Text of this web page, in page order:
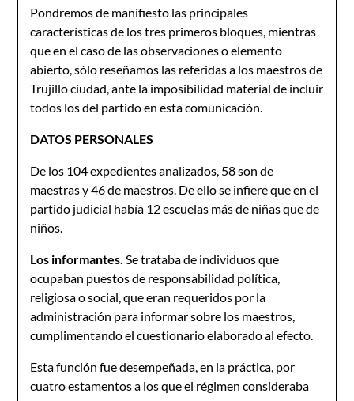
Pondremos de manifiesto las principales
características de los tres primeros bloques, mientras
que en el caso de las observaciones o elemento
abierto, sólo reseñamos las referidas a los maestros de
Trujillo ciudad, ante la imposibilidad material de incluir
todos los del partido en esta comunicación.
DATOS PERSONALES
De los 104 expedientes analizados, 58 son de
maestras y 46 de maestros. De ello se infiere que en el
partido judicial había 12 escuelas más de niñas que de
niños.
Los informantes. Se trataba de individuos que
ocupaban puestos de responsabilidad política,
religiosa o social, que eran requeridos por la
administración para informar sobre los maestros,
cumplimentando el cuestionario elaborado al efecto.
Esta función fue desempeñada, en la práctica, por
cuatro estamentos a los que el régimen consideraba